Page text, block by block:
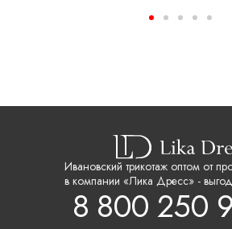
Ивановский трикотаж оптом от
в компании «Лика Дресс» -
8 800 250